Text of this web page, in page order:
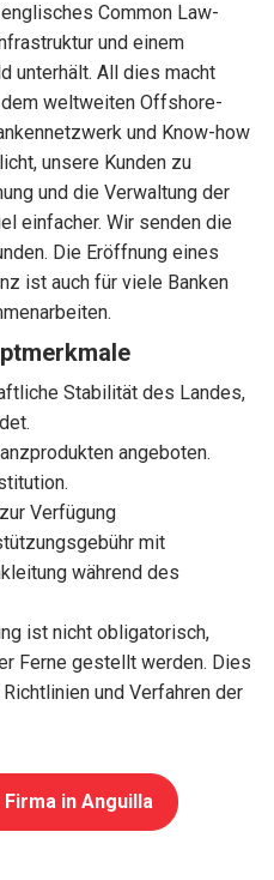
Common Law-
und einem
unterhält. All dies macht
weltweiten Offshore-
und Know-how
unsere Kunden zu
und die Verwaltung der
einfacher. Wir senden die
Die Eröffnung eines
ist auch für viele Banken
Stabilität des Landes,
angeboten.
Verfügung
mit
während des
ist nicht obligatorisch,
Ferne gestellt werden. Dies
und Verfahren der
in Anguilla